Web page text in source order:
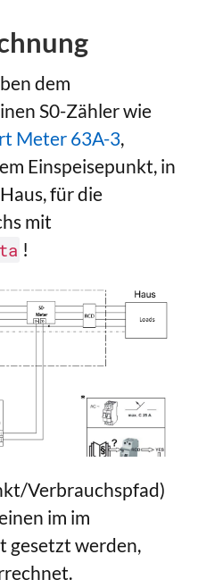
dem
S0-Zähler wie
Meter 63A-3,
Einspeisepunkt, in
für die
mit
!
Verbrauchspfad)
im im
gesetzt werden,